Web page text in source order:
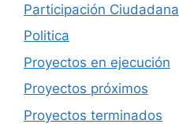
Participación Ciudadana
Politica
Proyectos en ejecución
Proyectos próximos
Proyectos terminados